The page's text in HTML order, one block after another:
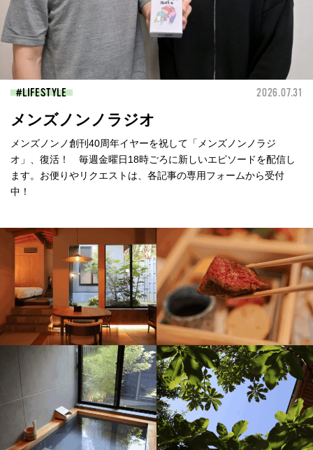
LIFESTYLE 2026.07.31
メンズノンノラジオ
メンズノンノ創刊40周年イヤーを祝して「メンズノンノラジ
オ」、復活！ 毎週金曜日18時ごろに新しいエピソードを配信し
ます。お便りやリクエストは、各記事の専用フォームから受付
中！